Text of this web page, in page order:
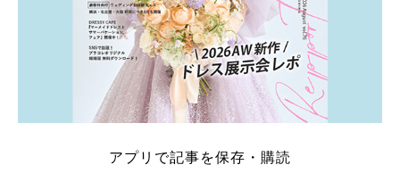
アプリで記事を保存・購読